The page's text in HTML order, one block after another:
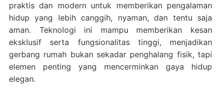
praktis dan modern untuk memberikan pengalaman
hidup yang lebih canggih, nyaman, dan tentu saja
aman. Teknologi ini mampu memberikan kesan
eksklusif serta fungsionalitas tinggi, menjadikan
gerbang rumah bukan sekadar penghalang fisik, tapi
elemen penting yang mencerminkan gaya hidup
elegan.